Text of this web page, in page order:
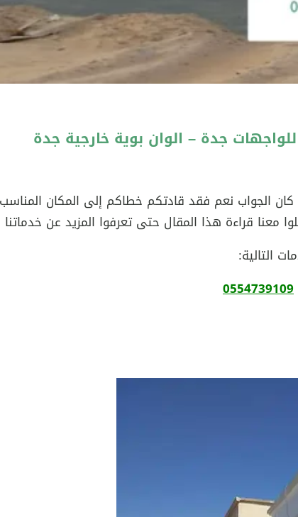
الجواب نعم فقد قادتكم خطاكم إلى المكان المناسب،
قراءة هذا المقال حتى تعرفوا المزيد عن خدماتنا
التالية:
0554739109